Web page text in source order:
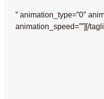
” animation_type=”0″
animation_speed=””][/